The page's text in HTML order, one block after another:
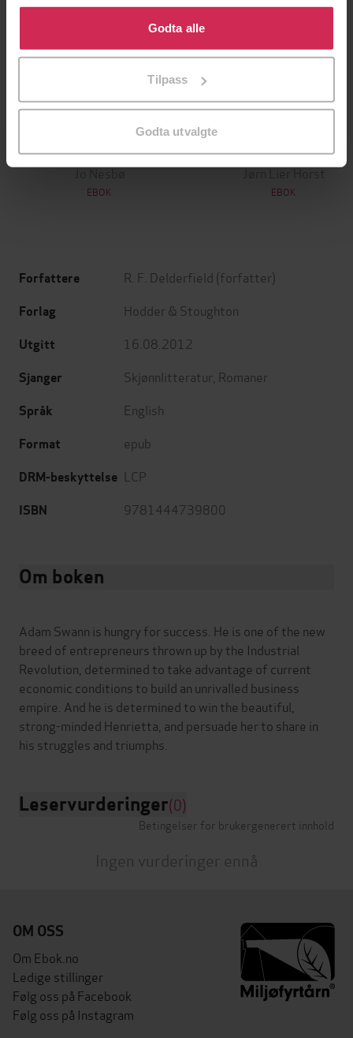
Klikk på «Godta alle» for å gi oss ditt samtykke til å
bruke cookies for alle disse formålene. Du kan også
tilpasse ditt samtykke til spesifikke formål ved å klikke
Godta alle
Tilpass
Godta utvalgte
Minnesota
Jo Nesbø
EBOK
Utskudd
Jørn Lier Horst
EBOK
Forfattere R. F. Delderfield (forfatter)
Forlag Hodder & Stoughton
Utgitt 16.08.2012
Sjanger Skjønnlitteratur Romaner
Språk English
Format epub
DRM-beskyttelse LCP
ISBN 9781444739800
Om boken
Adam Swann is hungry for success. He is one of the new
breed of entrepreneurs thrown up by the Industrial
Revolution, determined to take advantage of current
economic conditions to build an unrivalled business
empire. And he is determined to win the beautiful,
strong-minded Henrietta, and persuade her to share in
Leservurderinger(0)
Betingelser for brukergenerert innhold
Ingen vurderinger ennå
OM OSS
Om Ebok.no
Ledige stillinger
Følg oss på Facebook
Følg oss på Instagram